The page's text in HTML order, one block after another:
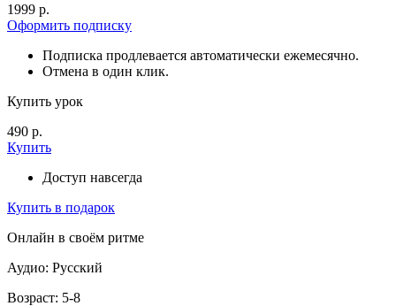
1999 р.
Оформить подписку
Подписка продлевается автоматически ежемесячно.
Отмена в один клик.
Купить урок
490 р.
Купить
Доступ навсегда
Купить в подарок
Онлайн в своём ритме
Аудио: Русский
Возраст: 5-8